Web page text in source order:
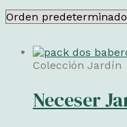
Colección Jardín
Neceser